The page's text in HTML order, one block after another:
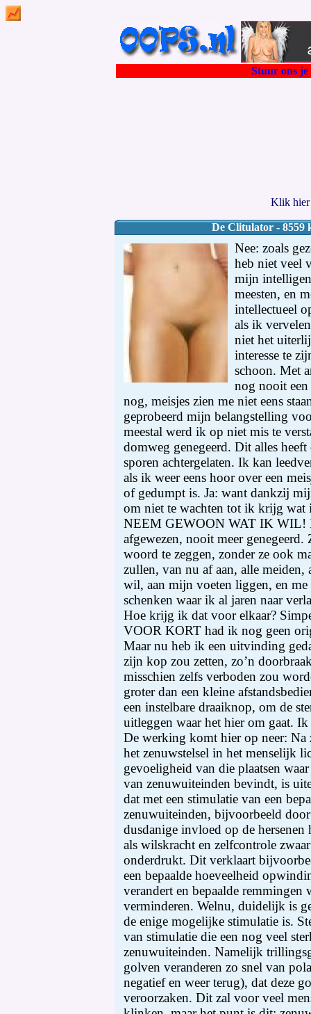
Stuur ons
Klik hier
De Clitulator - 8559
Nee: zoals gezegd, ik ben 18 jaar, maar heb niet veel vrienden. Waarschijnlijk is mijn intelligentie te intimiderend voor de meesten, en mensen van mijn leeftijd die intellectueel op hetzelfde niveau zitten als ik vervelen me. Het tweede is dat ik niet het uiterlijk heb om van enig interesse te zijn voor het vrouwelijk schoon. Met andere woorden: ik heb nog nooit een vriendin gehad. Sterker nog, meisjes zien me niet eens staan. Ik heb wel eens geprobeerd mijn belangstelling voor een meisje te tonen, meestal werd ik op niet mis te verstane wijze afgewezen of domweg genegeerd. Dit alles heeft de afgelopen jaren zijn sporen achtergelaten. Ik kan leedvermaak niet onderdrukken als ik weer eens hoor over een meisje of vrouw die bedrogen of gedumpt is. Ja: want dankzij mijn gave, heb ik besloten om niet te wachten tot ik krijg wat ik wil. Neen, mijnheer. IK NEEM GEWOON WAT IK WIL! Nooit meer word ik afgewezen, nooit meer genegeerd. Zonder ook maar een woord te zeggen, zonder ze ook maar een blik te gunnen, zullen, van nu af aan, alle meiden, alle vrouwen, wie ik maar wil, aan mijn voeten liggen, en me het plezier willen schenken waar ik al jaren naar verlang. Hoe, vraagt u zich af? Hoe krijg ik dat voor elkaar? Simpel. Zoals ik al zei, TOT VOOR KORT had ik nog geen originele uitvinding gedaan. Maar nu heb ik een uitvinding gedaan, die de wereld zo op zijn kop zou zetten, zo’n doorbraak in de seksualiteit, dat het misschien zelfs verboden zou worden. Een apparaatje, niet groter dan een kleine afstandsbediening. Een apparaatje met een instelbare draaiknop, om de sterkte te regelen. Ik zal uitleggen waar het hier om gaat. Ik noem het: De Clitulator! De werking komt hier op neer: Na zorgvuldig onderzoek van het zenuwstelsel in het menselijk lichaam, en met name de gevoeligheid van die plaatsen waar zich een grote concentratie van zenuwuiteinden bevindt, is uiteindelijk bekend geworden dat met een stimulatie van een bepaalde sterkte van die zenuwuiteinden, bijvoorbeeld door aanraking, deze een dusdanige invloed op de hersenen heeft, dat eigenschappen als wilskracht en zelfcontrole zwaar verminderd of onderdrukt. Dit verklaart bijvoorbeeld waarom bij seks, bij een bepaalde hoeveelheid opwinding, het menselijk gedrag verandert en bepaalde remmingen wegvallen of in grote mate verminderen. Welnu, duidelijk is geworden dat aanraking niet de enige mogelijke stimulatie is. Sterker nog, er is een vorm van stimulatie die een nog veel sterkere invloed heeft op die zenuwuiteinden. Namelijk trillingsgolven. Deze sinusvormige golven veranderen zo snel van polariteit (van positief naar negatief en weer terug), dat deze golven een trilling veroorzaken. Dit zal voor veel mensen niet meer dan logisch klinken, maar het punt is dit: zenuwuiteinden kunnen dus op afstand gestimuleerd worden door deze trillingsgolven. Zie het als een supersnelle massage zonder aanraking, of beter gezegd, als een vibrator zonder dat deze je daadwerkelijk aanraakt. Nu is dit apparaat dus eindelijk klaar. In sterkte verstelbaar, werkend op een afstand van maximaal 40 meter. Door gewoon goed te richten kan elke willekeurige plek op het menselijk lichaam gestimuleerd worden. Maar ja. Ik noem het niet voor niets de Clitulator! Nu is dan de testfase aangebroken. Wie o wie wordt het nietsvermoedende slachtoffer? Mevrouw Labots. Inderdaad, wie beter dan een vrouw die me heeft gestimuleerd een belangrijke uitvinding te doen, maar me eigenlijk nog veel meer had gestimuleerd om op haar te